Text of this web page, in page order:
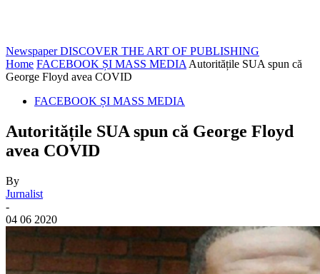
Newspaper DISCOVER THE ART OF PUBLISHING
Home FACEBOOK ȘI MASS MEDIA Autoritățile SUA spun că
George Floyd avea COVID
FACEBOOK ȘI MASS MEDIA
Autoritățile SUA spun că George Floyd
avea COVID
By
Jurnalist
-
04 06 2020